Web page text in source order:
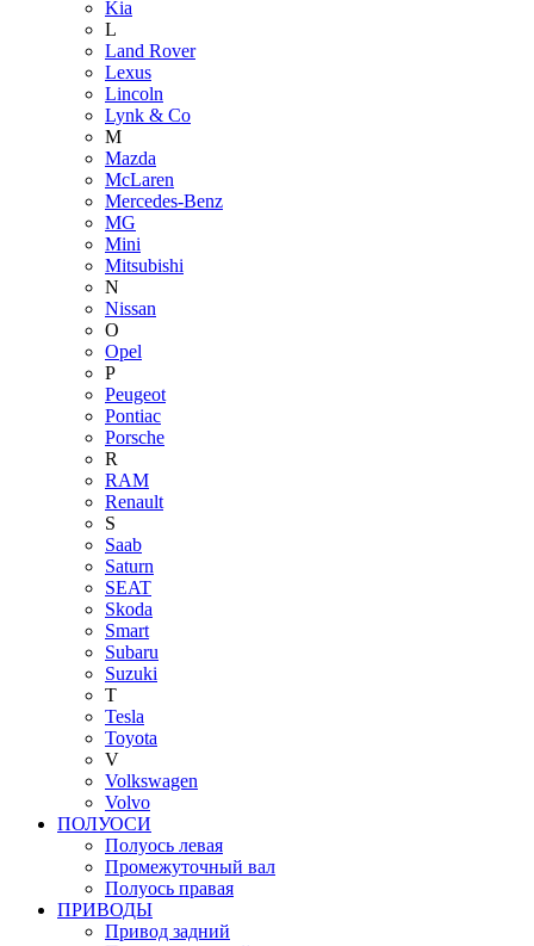
Kia
L
Land Rover
Lexus
Lincoln
Lynk & Co
M
Mazda
McLaren
Mercedes-Benz
MG
Mini
Mitsubishi
N
Nissan
O
Opel
P
Peugeot
Pontiac
Porsche
R
RAM
Renault
S
Saab
Saturn
SEAT
Skoda
Smart
Subaru
Suzuki
T
Tesla
Toyota
V
Volkswagen
Volvo
ПОЛУОСИ
Полуось левая
Промежуточный вал
Полуось правая
ПРИВОДЫ
Привод задний